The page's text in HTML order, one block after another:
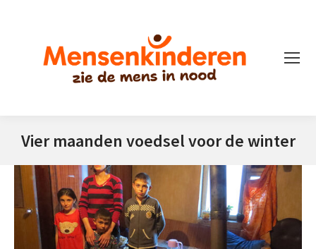
Vier maanden voedsel voor de winter